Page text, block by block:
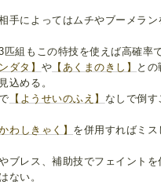
手によってはムチやブーメラ
匹組もこの特技を使えば高確率
ダタ】 や 【あくまのきし】
と
込める。
【ようせいのふえ】 なしで倒
かわしきゃく】 を併用すればミ
ブレス、補助技でフェイント
ない。